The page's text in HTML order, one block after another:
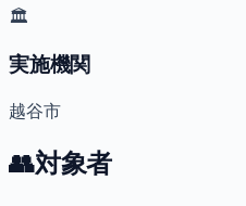
🏛️
実施機関
越谷市
👥対象者